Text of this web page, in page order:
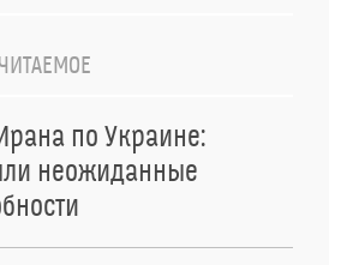
по Украине:
неожиданные